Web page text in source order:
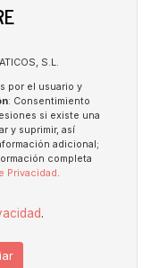
S.L.
por el usuario y
: Consentimiento
si existe una
y suprimir, así
adicional;
completa
Privacidad.
.